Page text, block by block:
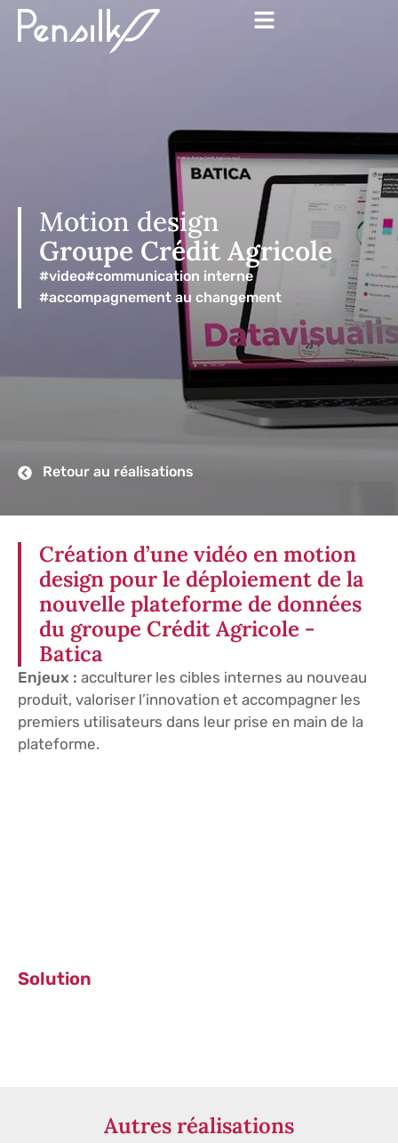
Motion design
Groupe Crédit Agricole
#video#communication interne
#accompagnement au changement
Retour au réalisations
Création d’une vidéo en motion
design pour le déploiement de la
nouvelle plateforme de données
du groupe Crédit Agricole -
Batica
Enjeux : acculturer les cibles internes au nouveau
produit, valoriser l’innovation et accompagner les
premiers utilisateurs dans leur prise en main de la
plateforme.
Solution
Autres réalisations